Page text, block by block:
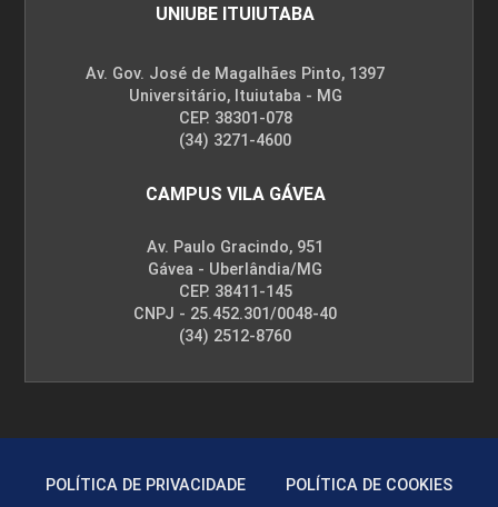
UNIUBE ITUIUTABA
Av. Gov. José de Magalhães Pinto, 1397
Universitário, Ituiutaba - MG
CEP. 38301-078
(34) 3271-4600
CAMPUS VILA GÁVEA
Av. Paulo Gracindo, 951
Gávea - Uberlândia/MG
CEP. 38411-145
CNPJ - 25.452.301/0048-40
(34) 2512-8760
POLÍTICA DE PRIVACIDADE POLÍTICA DE COOKIES